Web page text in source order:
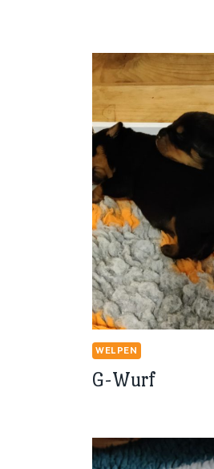
WELPEN
G-Wurf